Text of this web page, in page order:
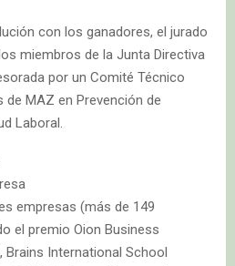
con los ganadores, el jurado
miembros de la Junta Directiva
por un Comité Técnico
MAZ en Prevención de
Laboral.
empresas (más de 149
el premio Oion Business
Brains International School